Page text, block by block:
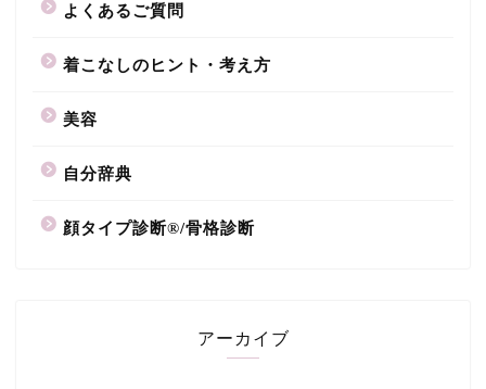
よくあるご質問
着こなしのヒント・考え方
美容
自分辞典
顔タイプ診断®/骨格診断
アーカイブ